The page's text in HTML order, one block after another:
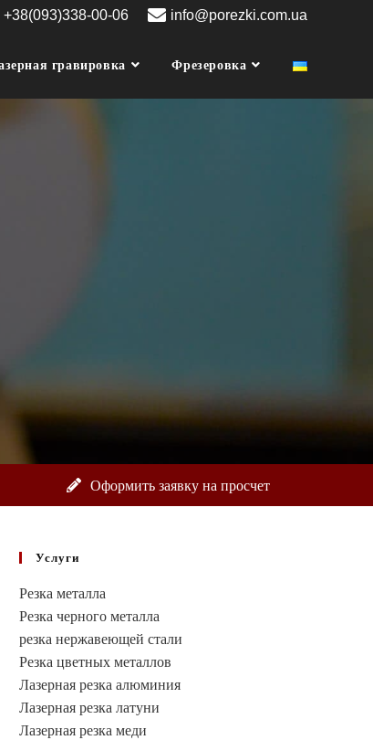
+38(093)338-00-06 info@porezki.com.ua
гравировка Фрезеровка
Оформить заявку на просчет
Услуги
Резка металла
Резка черного металла
резка нержавеющей стали
Резка цветных металлов
Лазерная резка алюминия
Лазерная резка латуни
Лазерная резка меди